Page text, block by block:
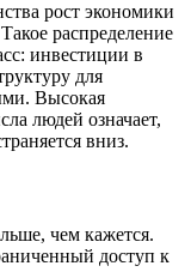
рост экономики
распределение
инвестиции в
для
Высокая
людей означает,
вниз.
чем кажется.
доступ к